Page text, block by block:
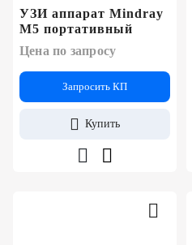
УЗИ аппарат Mindray
M5 портативный
Цена по запросу
Запросить КП
Купить